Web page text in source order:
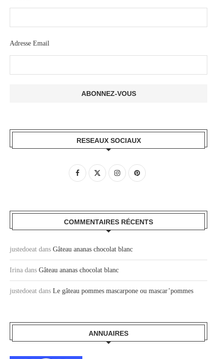
Adresse Email
RESEAUX SOCIAUX
COMMENTAIRES RÉCENTS
justedoeat dans Gâteau ananas chocolat blanc
Irina dans Gâteau ananas chocolat blanc
justedoeat dans Le gâteau pommes mascarpone ou mascar’pommes
ANNUAIRES